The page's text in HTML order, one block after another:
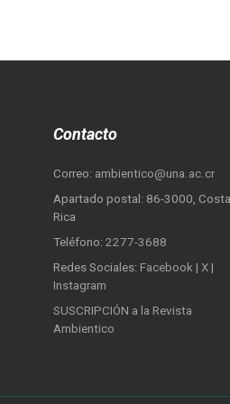
Contacto
Correo: ambientico@una.ac.cr
Apartado postal: 86-3000, Costa
Rica
Teléfono: 2277-3688
Redes Sociales: Facebook | X |
Instagram
SUSCRIPCIÓN a la Revista
Ambientico